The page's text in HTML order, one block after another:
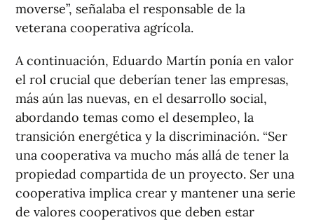
moverse”, señalaba el responsable de la
veterana cooperativa agrícola.
A continuación, Eduardo Martín ponía en valor
el rol crucial que deberían tener las empresas,
más aún las nuevas, en el desarrollo social,
abordando temas como el desempleo, la
transición energética y la discriminación. “Ser
una cooperativa va mucho más allá de tener la
propiedad compartida de un proyecto. Ser una
cooperativa implica crear y mantener una serie
de valores cooperativos que deben estar